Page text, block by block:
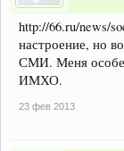
http://66.ru/news/
настроение, но
СМИ. Меня
ИМХО.
23 фев 2013